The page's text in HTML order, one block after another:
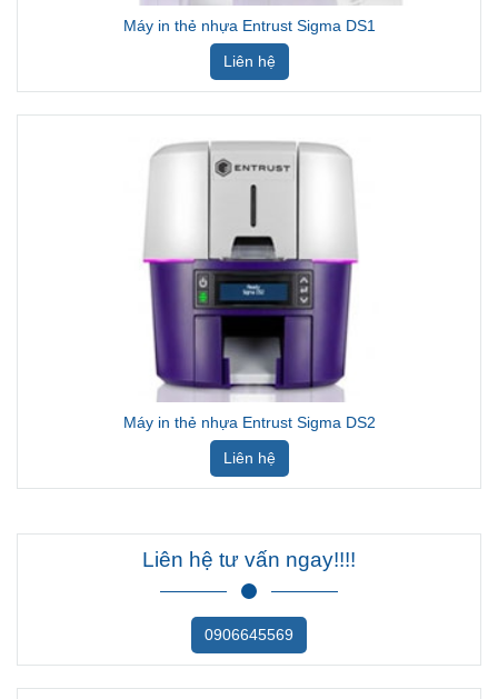
Máy in thẻ nhựa Entrust Sigma DS1
Liên hệ
Máy in thẻ nhựa Entrust Sigma DS2
Liên hệ
Liên hệ tư vấn ngay!!!!
0906645569